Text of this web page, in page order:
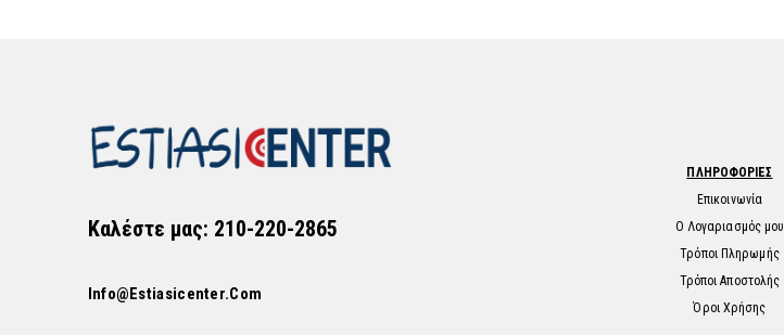
Καλέστε μας: 210-220-2865
Info@estiasicenter.com
ΠΛΗΡΟΦΟΡΙΕΣ
Επικοινωνία
Ο Λογαριασμός μου
Τρόποι Πληρωμής
Τρόποι Αποστολής
Όροι Χρήσης